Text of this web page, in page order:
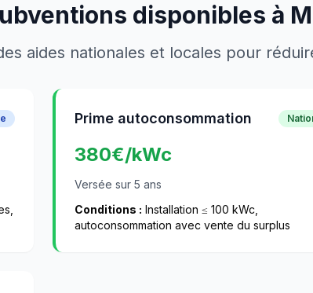
disponibles à
aides nationales et locales pour
Prime autoconsommation
380€/kWc
Versée sur 5 ans
Conditions : Installation ≤ 100 kWc,
autoconsommation avec vente du surplus